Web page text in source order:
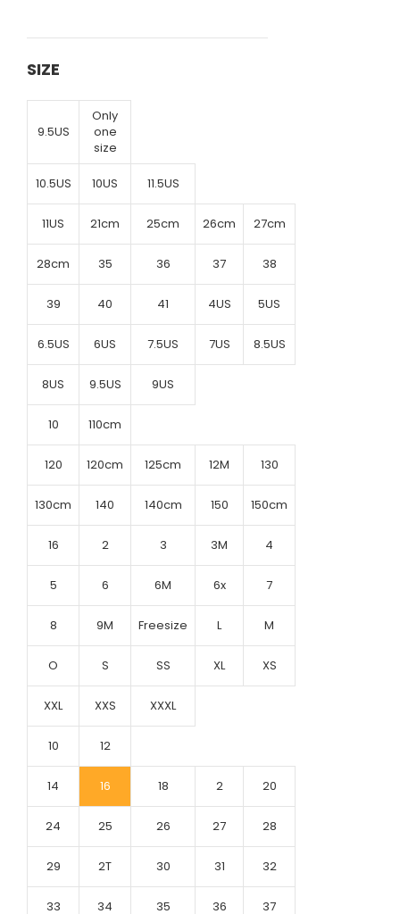
SIZE
9.5US
Only
one
size
10.5US 10US 11.5US
11US 21cm 25cm 26cm 27cm
28cm 35 36 37 38
39 40 41 4US 5US
6.5US 6US 7.5US 7US 8.5US
8US 9.5US 9US
10 110cm
120 120cm 125cm 12M 130
130cm 140 140cm 150 150cm
16 2 3 3M 4
5 6 6M 6x 7
8 9M Freesize L M
O S SS XL XS
XXL XXS XXXL
10 12
14 16 18 2 20
24 25 26 27 28
29 2T 30 31 32
33 34 35 36 37